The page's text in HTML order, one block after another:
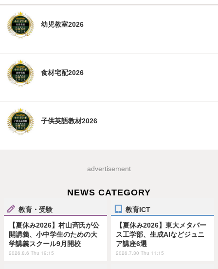
幼児教室2026
食材宅配2026
子供英語教材2026
advertisement
NEWS CATEGORY
教育・受験
【夏休み2026】村山斉氏が公
開講義、小中学生のための大
学講義スクール9月開校
2026.8.6 Thu 19:15
教育ICT
【夏休み2026】東大メタバー
ス工学部、生成AIなどジュニ
ア講座6選
2026.7.30 Thu 11:15